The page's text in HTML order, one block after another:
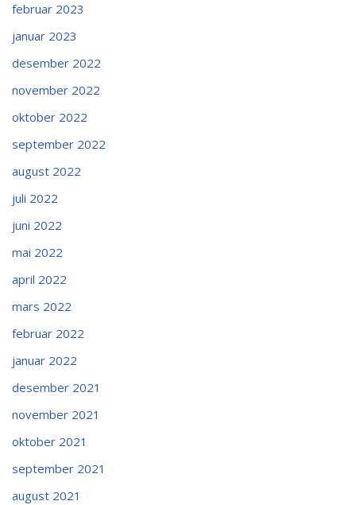
februar 2023
januar 2023
desember 2022
november 2022
oktober 2022
september 2022
august 2022
juli 2022
juni 2022
mai 2022
april 2022
mars 2022
februar 2022
januar 2022
desember 2021
november 2021
oktober 2021
september 2021
august 2021